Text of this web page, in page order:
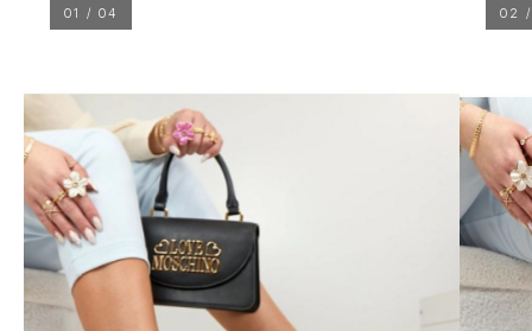
01 / 04 02